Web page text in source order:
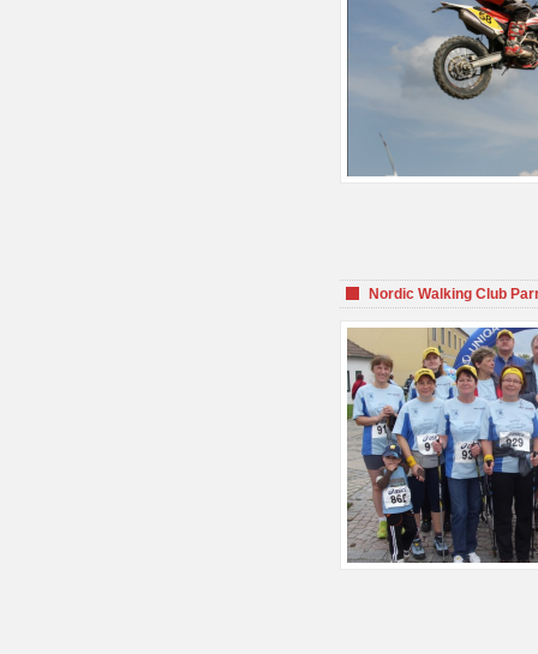
Nordic Walking Club